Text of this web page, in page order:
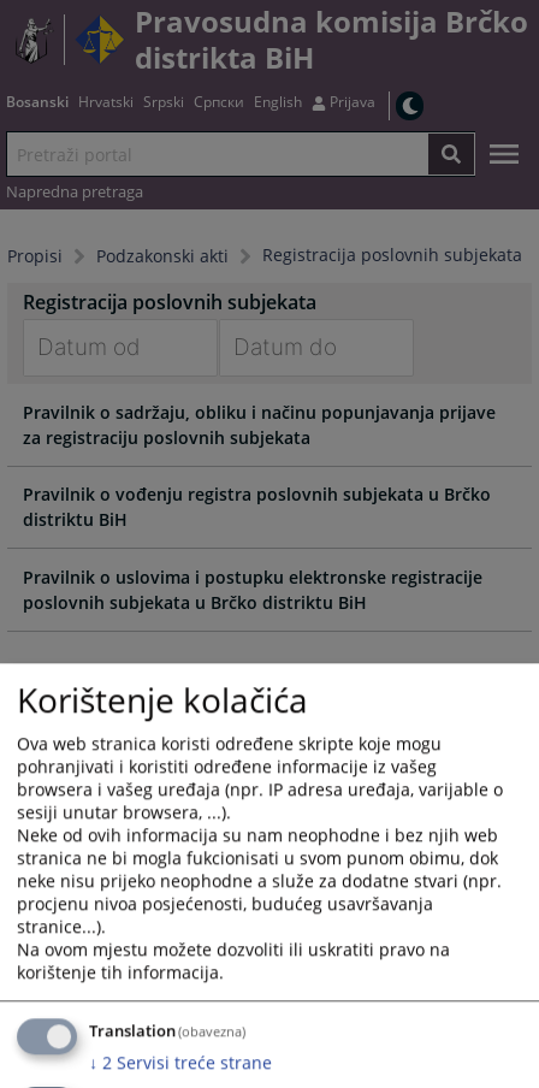
Pravosudna komisija Brčko
distrikta BiH
Bosanski Hrvatski Srpski Српски English Prijava
Napredna pretraga
Propisi Podzakonski akti Registracija poslovnih subjekata
Registracija poslovnih subjekata
forward
to
interact
with
the
calendar
and
select
a
the
question
mark
key
to
get
the
keyboard
shortcuts
for
changing
dates.
forward
to
interact
with
calendar
and
select
a
the
question
mark
key
to
get
the
keyboard
shortcuts
for
dates.
Pravilnik o sadržaju, obliku i načinu popunjavanja prijave
za registraciju poslovnih subjekata
Pravilnik o vođenju registra poslovnih subjekata u Brčko
distriktu BiH
Pravilnik o uslovima i postupku elektronske registracije
poslovnih subjekata u Brčko distriktu BiH
Korištenje kolačića
Ova web stranica koristi određene skripte koje mogu
pohranjivati i koristiti određene informacije iz vašeg
browsera i vašeg uređaja (npr. IP adresa uređaja, varijable o
sesiji unutar browsera, ...).
Neke od ovih informacija su nam neophodne i bez njih web
stranica ne bi mogla fukcionisati u svom punom obimu, dok
neke nisu prijeko neophodne a služe za dodatne stvari (npr.
procjenu nivoa posjećenosti, budućeg usavršavanja
stranice...).
Na ovom mjestu možete dozvoliti ili uskratiti pravo na
korištenje tih informacija.
Translation(obavezna)
↓ 2 Servisi treće strane